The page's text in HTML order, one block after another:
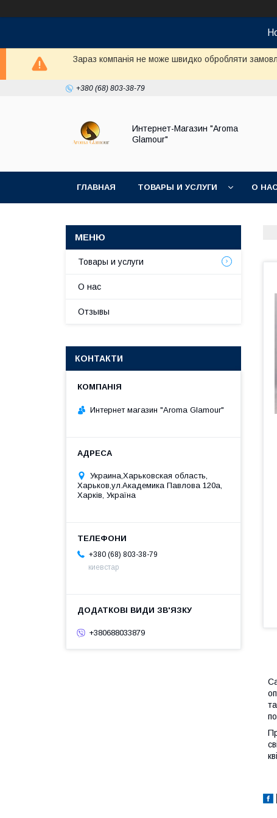
Зараз компанія не може швидко обробляти
+380 (68) 803-38-79
Интернет-Магазин "Aroma
Glamour"
ГЛАВНАЯ ТОВАРЫ И УСЛУГИ О
Товары и услуги
О нас
Отзывы
КОНТАКТИ
Интернет магазин "Aroma Glamour"
Украина,Харьковская область,
Харьков,ул.Академика Павлова 120а,
Харків, Україна
+380 (68) 803-38-79
киевстар
+380688033879